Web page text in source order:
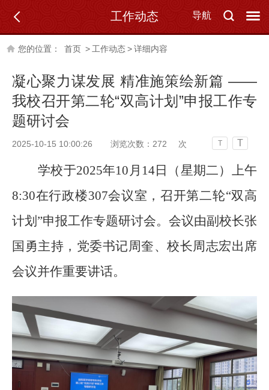
导航
工作动态
您的位置： 首页 > 工作动态>详细内容
凝心聚力谋发展 精准施策绘新篇 ——
我校召开第二轮“双高计划”申报工作专
题研讨会
2025-10-15 10:00:26 浏览次数： 272 次 T T
学校于2025年10月14日（星期二）上午
8:30在行政楼307会议室，召开第二轮“双高
计划”申报工作专题研讨会。会议由副校长张
国勇主持， 党委书记周奎、 校长周志宏出席
会议并作重要讲话。